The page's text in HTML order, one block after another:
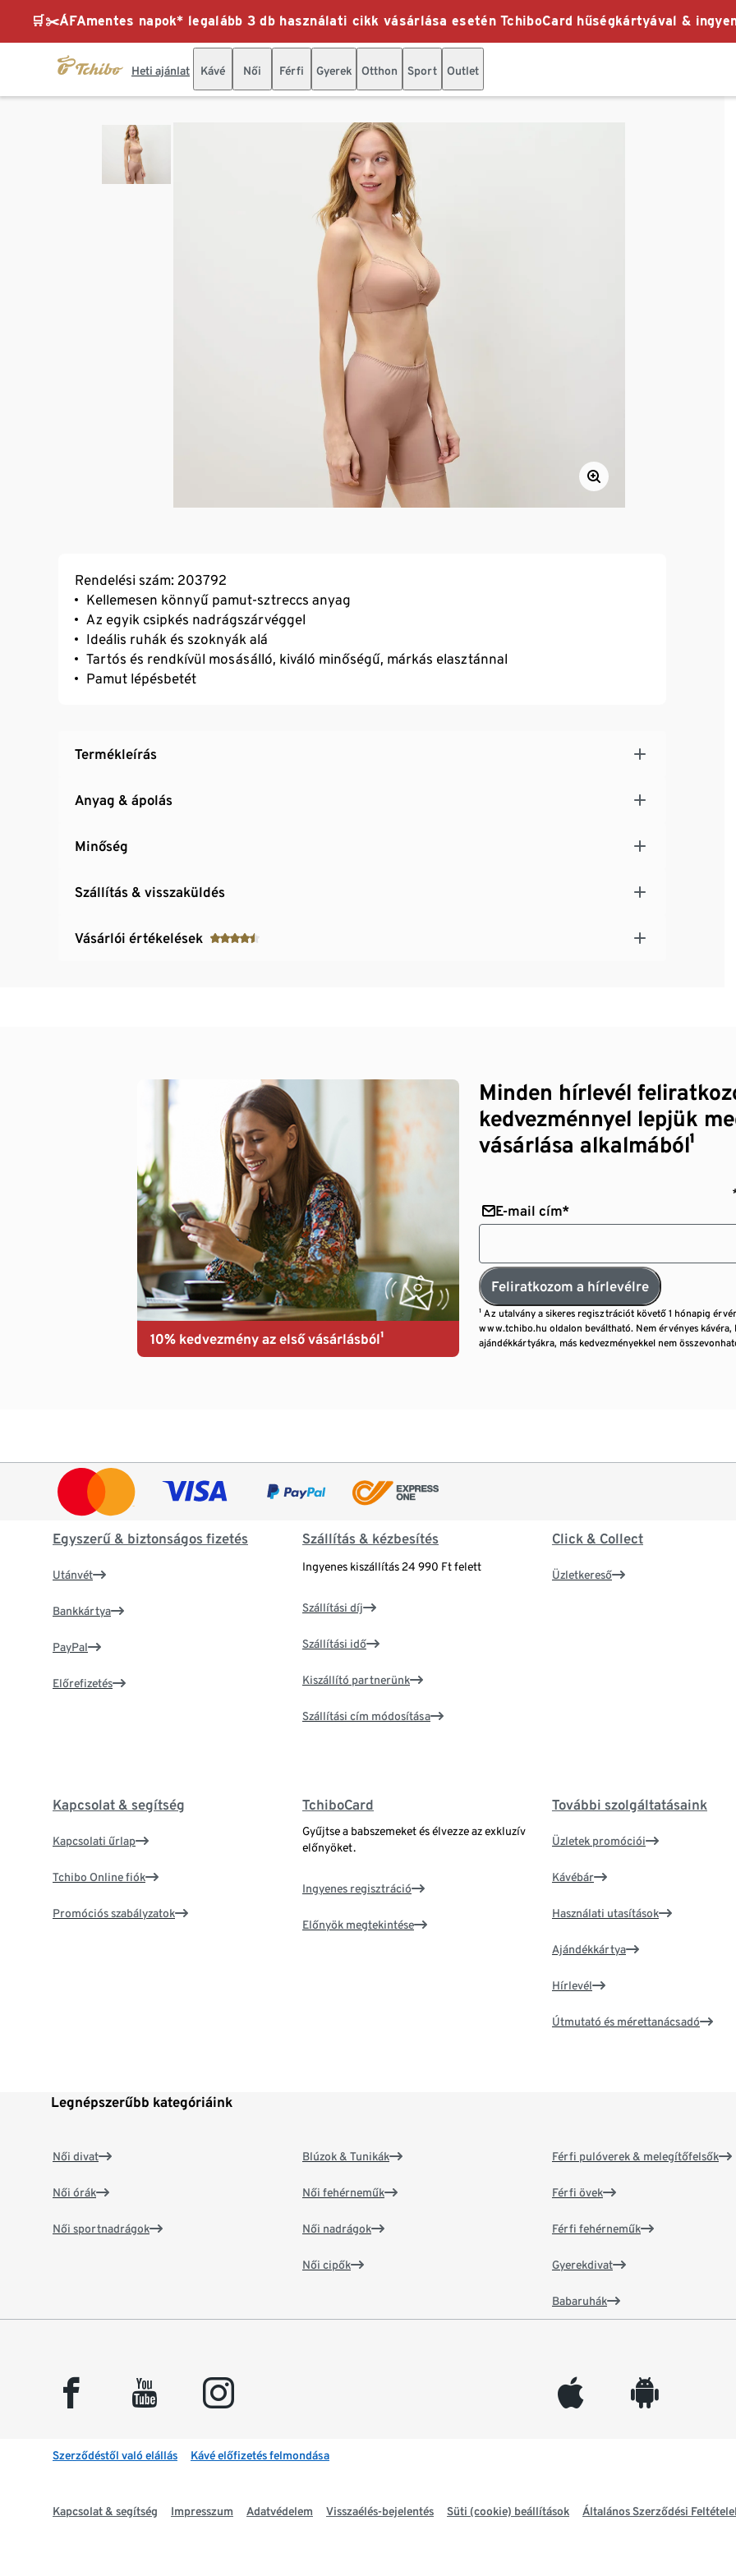
🛒✂️ÁFAmentes napok* legalább 3 db használati cikk vásárlása esetén TchiboCard hűségkártyával &
Heti ajánlat Kávé Női Férfi Gyerek Otthon Sport Outlet
Rendelési szám: 203792
Kellemesen könnyű pamut-sztreccs anyag
Az egyik csipkés nadrágszárvéggel
Ideális ruhák és szoknyák alá
Tartós és rendkívül mosásálló, kiváló minőségű, márkás elasztánnal
Pamut lépésbetét
Termékleírás
Anyag & ápolás
Minőség
Szállítás & visszaküldés
Vásárlói értékelések
10% kedvezmény az első vásárlásból¹
Minden hírlevél
kedvezménnyel lepjük
vásárlása alkalmából¹
E-mail cím*
Feliratkozom a hírlevélre
¹ Az utalvány a sikeres regisztrációt követő 1 hónapig
www.tchibo.hu oldalon beváltható. Nem érvényes kávéra,
ajándékkártyákra, más kedvezményekkel nem
Egyszerű & biztonságos fizetés
Utánvét
Bankkártya
PayPal
Előrefizetés
Szállítás & kézbesítés
Ingyenes kiszállítás 24 990 Ft felett
Szállítási díj
Szállítási idő
Kiszállító partnerünk
Szállítási cím módosítása
Click & Collect
Üzletkereső
Kapcsolat & segítség
Kapcsolati űrlap
Tchibo Online fiók
Promóciós szabályzatok
TchiboCard
Gyűjtse a babszemeket és élvezze az exkluzív
előnyöket.
Ingyenes regisztráció
Előnyök megtekintése
További szolgáltatásaink
Üzletek promóciói
Kávébár
Használati utasítások
Ajándékkártya
Hírlevél
Útmutató és mérettanácsadó
Legnépszerűbb kategóriáink
Női divat
Női órák
Női sportnadrágok
Blúzok & Tunikák
Női fehérneműk
Női nadrágok
Női cipők
Férfi pulóverek & melegítőfelsők
Férfi övek
Férfi fehérneműk
Gyerekdivat
Babaruhák
facebook youtube instagram appleinc android
Szerződéstől való elállás Kávé előfizetés felmondása
Kapcsolat & segítség Impresszum Adatvédelem Visszaélés-bejelentés Süti (cookie) beállítások Általános Szerződési